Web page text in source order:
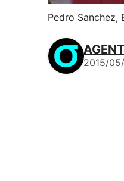
Pedro Sanchez,
2015/